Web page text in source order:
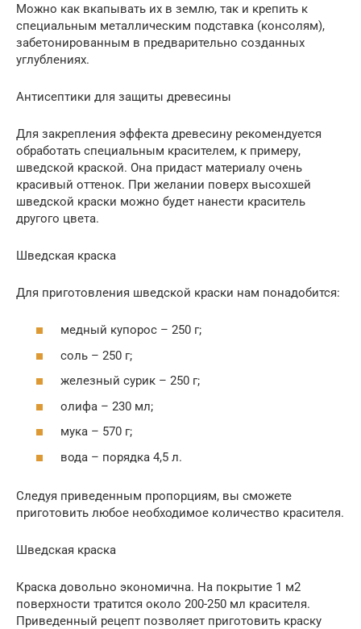
Можно как вкапывать их в землю, так и крепить к
специальным металлическим подставка (консолям),
забетонированным в предварительно созданных
углублениях.
Антисептики для защиты древесины
Для закрепления эффекта древесину рекомендуется
обработать специальным красителем, к примеру,
шведской краской. Она придаст материалу очень
красивый оттенок. При желании поверх высохшей
шведской краски можно будет нанести краситель
другого цвета.
Шведская краска
Для приготовления шведской краски нам понадобится:
медный купорос – 250 г;
соль – 250 г;
железный сурик – 250 г;
олифа – 230 мл;
мука – 570 г;
вода – порядка 4,5 л.
Следуя приведенным пропорциям, вы сможете
приготовить любое необходимое количество красителя.
Шведская краска
Краска довольно экономична. На покрытие 1 м2
поверхности тратится около 200-250 мл красителя.
Приведенный рецепт позволяет приготовить краску